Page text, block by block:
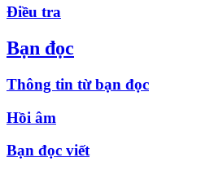
Điều tra
Bạn đọc
Thông tin từ bạn đọc
Hồi âm
Bạn đọc viết